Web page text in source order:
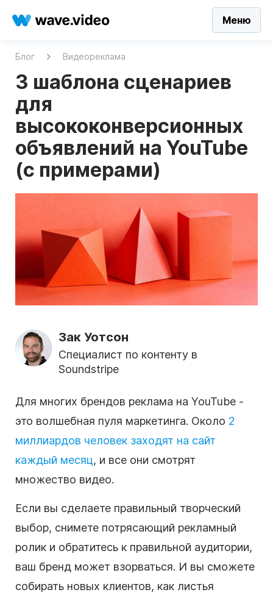
Меню
Блог Видеореклама
3 шаблона сценариев
для
высококонверсионных
объявлений на YouTube
(с примерами)
Зак Уотсон
Специалист по контенту в
Soundstripe
Для многих брендов реклама на YouTube -
это волшебная пуля маркетинга. Около 2
миллиардов человек заходят на сайт
каждый месяц, и все они смотрят
множество видео.
Если вы сделаете правильный творческий
выбор, снимете потрясающий рекламный
ролик и обратитесь к правильной аудитории,
ваш бренд может взорваться. И вы сможете
собирать новых клиентов, как листья